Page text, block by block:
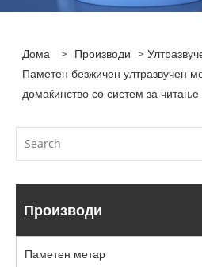
Дома > Производи >
Паметен безжичен ултразвучен
домаќинство со систем за читање
Производи
Паметен метар